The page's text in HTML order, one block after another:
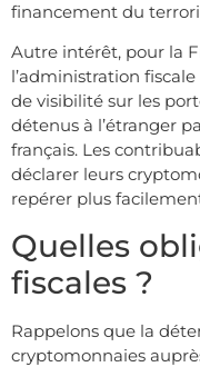
financement du
Autre intérêt, pour la
l’administration
de visibilité sur les
détenus à l’étranger
français. Les
déclarer leurs
repérer plus
Quelles
fiscales ?
Rappelons que la
cryptomonnaies